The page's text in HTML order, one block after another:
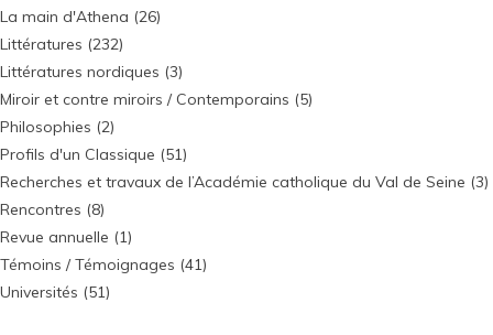
La main d'Athena (26)
Littératures (232)
Littératures nordiques (3)
Miroir et contre miroirs / Contemporains (5)
Philosophies (2)
Profils d'un Classique (51)
Recherches et travaux de l’Académie catholique du Val de Seine (3)
Rencontres (8)
Revue annuelle (1)
Témoins / Témoignages (41)
Universités (51)